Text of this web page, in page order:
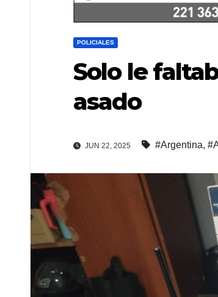
POLICIALES
Solo le
asado
JUN 22, 2025 #Argentina,